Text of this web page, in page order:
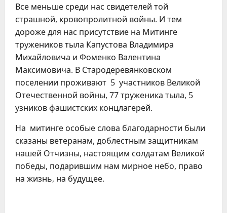
Все меньше среди нас свидетелей той
страшной, кровопролитной войны. И тем
дороже для нас присутствие на Митинге
тружеников тыла Капустова Владимира
Михайловича и Фоменко Валентина
Максимовича. В Стародеревянковском
поселении проживают 5 участников Великой
Отечественной войны, 77 труженика тыла, 5
узников фашистских концлагерей.
На митинге особые слова благодарности были
сказаны ветеранам, доблестным защитникам
нашей Отчизны, настоящим солдатам Великой
победы, подарившим нам мирное небо, право
на жизнь, на будущее.